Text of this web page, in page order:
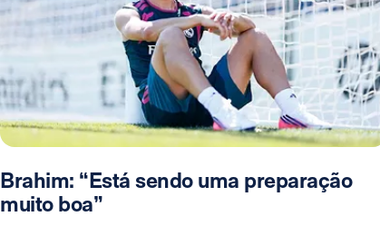
Brahim: “Está sendo uma preparação
muito boa”